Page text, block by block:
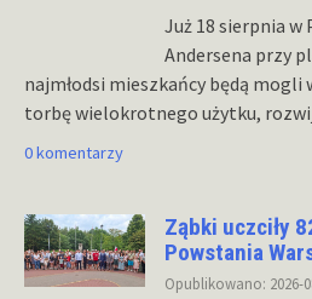
Już 18 sierpnia w
Andersena przy
najmłodsi mieszkańcy będą mogli
torbę wielokrotnego użytku,
0 komentarzy
Ząbki uczciły
Powstania
Opublikowano: 2026-